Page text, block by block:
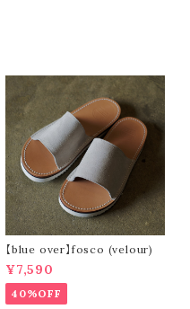
【blue over】fosco (velour)
¥7,590
40%OFF